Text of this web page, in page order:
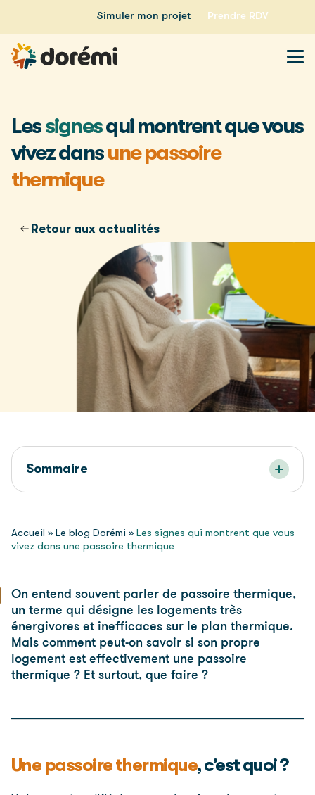
Simuler mon projet Prendre RDV
Lessignesqui montrent que vous
vivez dansune passoire
thermique
Retour aux actualités
Sommaire
Accueil » Le blog Dorémi » Les signes qui montrent que vous
vivez dans une passoire thermique
On entend souvent parler de passoire thermique,
un terme qui désigne les logements très
énergivores et inefficaces sur le plan thermique.
Mais comment peut-on savoir si son propre
logement est effectivement une passoire
thermique ? Et surtout, que faire ?
Une passoire thermique, c’est quoi ?